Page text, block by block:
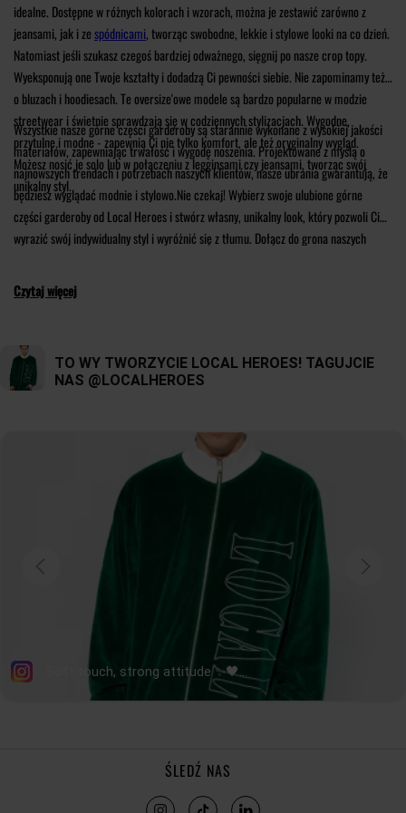
idealne. Dostępne w różnych kolorach i wzorach, można je zestawić zarówno z
jeansami, jak i zespódnicami, tworząc swobodne, lekkie i stylowe looki na co dzień.
Natomiast jeśli szukasz czegoś bardziej odważnego, sięgnij po nasze crop topy.
Wyeksponują one Twoje kształty i dodadzą Ci pewności siebie. Nie zapominamy też
o bluzach i hoodiesach. Te oversize'owe modele są bardzo popularne w modzie
streetwear i świetnie sprawdzają się w codziennych stylizacjach. Wygodne,
przytulne i modne - zapewnią Ci nie tylko komfort, ale też oryginalny wygląd.
Możesz nosić je solo lub w połączeniu z legginsami czy jeansami, tworząc swój
unikalny styl.
Wszystkie nasze górne części garderoby są starannie wykonane z wysokiej jakości
materiałów, zapewniając trwałość i wygodę noszenia. Projektowane z myślą o
najnowszych trendach i potrzebach naszych klientów, nasze ubrania gwarantują, że
będziesz wyglądać modnie i stylowo.Nie czekaj! Wybierz swoje ulubione górne
części garderoby od Local Heroes i stwórz własny, unikalny look, który pozwoli Ci
wyrazić swój indywidualny styl i wyróżnić się z tłumu. Dołącz do grona naszych
Przygotuj się na to, że wszyscy będą zazdrościć Twojego streetwearowego looku od
Local Heroes!
Czytaj więcej
ŚLEDŹ NAS